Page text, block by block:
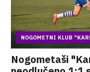
NOGOMETNI KLUB
Nogometaši